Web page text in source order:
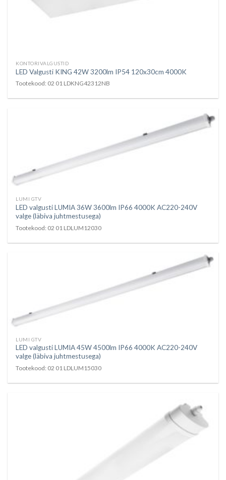
KONTORIVALGUSTID
LED Valgusti KING 42W 3200lm IP54 120x30cm 4000K
Tootekood: 02 01 LDKNG42312NB
LUMI GTV
LED valgusti LUMIA 36W 3600lm IP66 4000K AC220-240V
valge (läbiva juhtmestusega)
Tootekood: 02 01 LDLUM12030
LUMI GTV
LED valgusti LUMIA 45W 4500lm IP66 4000K AC220-240V
valge (läbiva juhtmestusega)
Tootekood: 02 01 LDLUM15030